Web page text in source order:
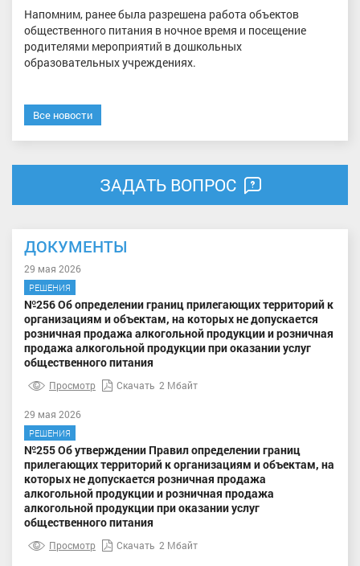
Напомним, ранее была разрешена работа объектов
общественного питания в ночное время и посещение
родителями мероприятий в дошкольных
образовательных учреждениях.
Все новости
ЗАДАТЬ ВОПРОС
ДОКУМЕНТЫ
29 мая 2026
РЕШЕНИЯ
№256 Об определении границ прилегающих территорий к
организациям и объектам, на которых не допускается
розничная продажа алкогольной продукции и розничная
продажа алкогольной продукции при оказании услуг
общественного питания
Просмотр Скачать 2 Мбайт
29 мая 2026
РЕШЕНИЯ
№255 Об утверждении Правил определении границ
прилегающих территорий к организациям и объектам, на
которых не допускается розничная продажа
алкогольной продукции и розничная продажа
алкогольной продукции при оказании услуг
общественного питания
Просмотр Скачать 2 Мбайт